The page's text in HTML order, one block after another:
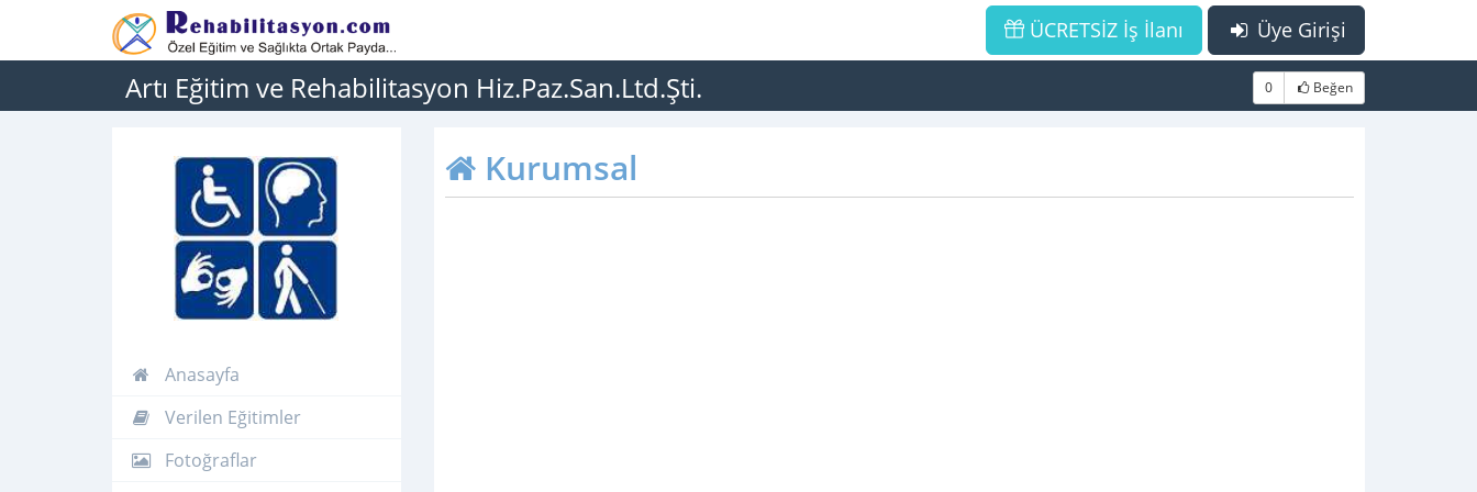
Üye Girişi
ÜCRETSİZ İş İlanı
Artı Eğitim ve Rehabilitasyon Hiz.Paz.San.Ltd.Şti. 0 Beğen
Anasayfa
Verilen Eğitimler
Fotoğraflar
Kurumsal